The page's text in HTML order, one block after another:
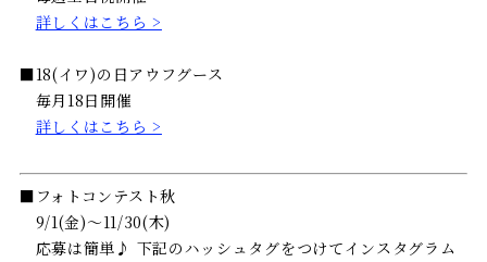
詳しくはこちら >
■18(イワ)の日アウフグース
毎月18日開催
詳しくはこちら >
■フォトコンテスト秋
9/1(金)～11/30(木)
応募は簡単♪ 下記のハッシュタグをつけてインスタグラム